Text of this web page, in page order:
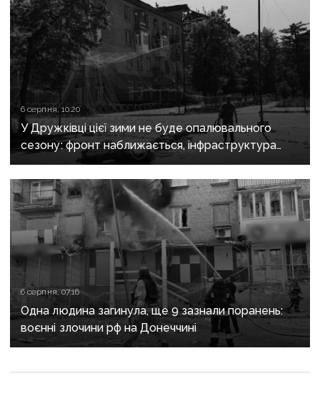
6 серпня, 10:20
У Дружківці цієї зими не буде опалювального
сезону: фронт наближається, інфраструктура
критично зруйнована
6 серпня, 07:16
Одна людина загинула, ще 9 зазнали поранень:
воєнні злочини рф на Донеччині